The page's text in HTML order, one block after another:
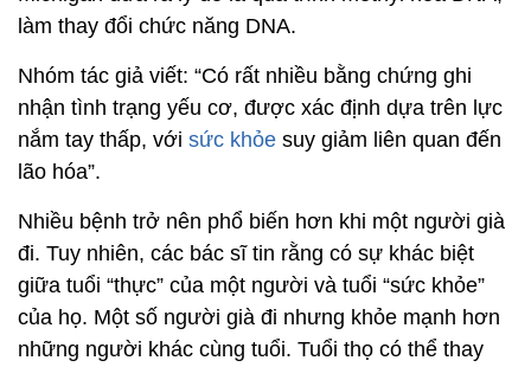
làm thay đổi chức năng DNA.
Nhóm tác giả viết: “Có rất nhiều bằng chứng ghi
nhận tình trạng yếu cơ, được xác định dựa trên lực
nắm tay thấp, với sức khỏe suy giảm liên quan đến
lão hóa”.
Nhiều bệnh trở nên phổ biến hơn khi một người già
đi. Tuy nhiên, các bác sĩ tin rằng có sự khác biệt
giữa tuổi “thực” của một người và tuổi “sức khỏe”
của họ. Một số người già đi nhưng khỏe mạnh hơn
những người khác cùng tuổi. Tuổi thọ có thể thay